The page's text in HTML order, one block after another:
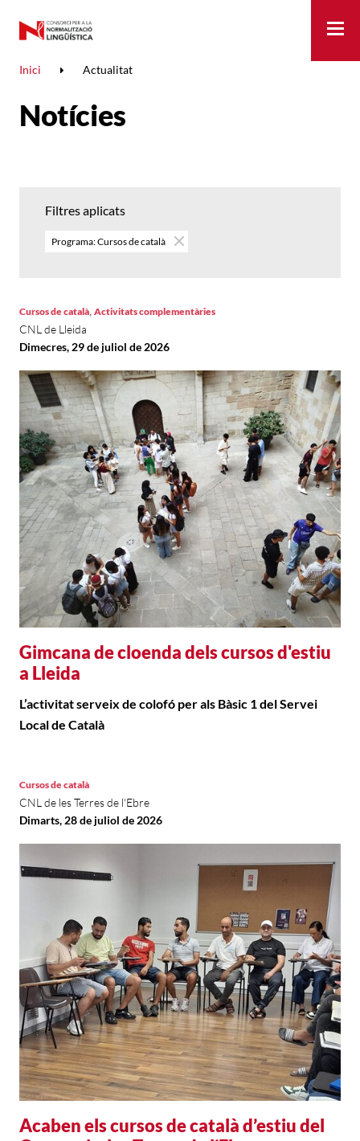
Inici Actualitat
Notícies
Filtres aplicats
Programa: Cursos de català
Gimcana de cloenda dels cursos d'estiu
a Lleida
Cursos de català, Activitats complementàries
CNL de Lleida
Dimecres, 29 de juliol de 2026
L’activitat serveix de colofó per als Bàsic 1 del Servei
Local de Català
Acaben els cursos de català d’estiu del
Cursos de català
CNL de les Terres de l'Ebre
Dimarts, 28 de juliol de 2026